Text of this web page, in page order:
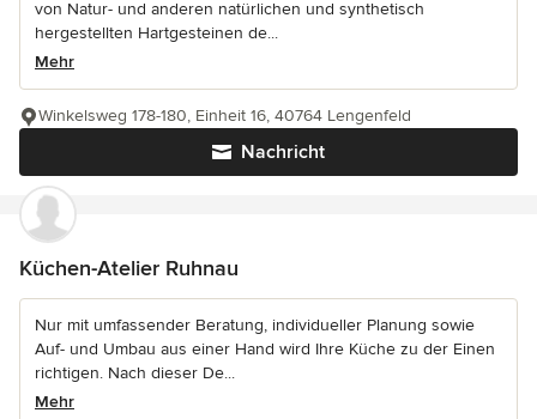
von Natur- und anderen natürlichen und synthetisch
hergestellten Hartgesteinen de...
Mehr
Nachricht
Winkelsweg 178-180, Einheit 16, 40764 Lengenfeld
Küchen-Atelier Ruhnau
Nur mit umfassender Beratung, individueller Planung sowie
Auf- und Umbau aus einer Hand wird Ihre Küche zu der Einen
richtigen. Nach dieser De...
Mehr